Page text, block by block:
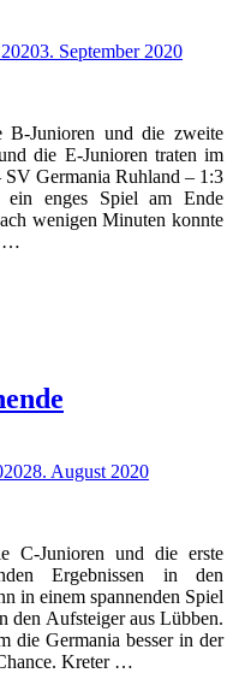
3. September 2020
B-Junioren und die zweite
die E-Junioren traten im
Germania Ruhland – 1:3
ein enges Spiel am Ende
wenigen Minuten konnte
…
28. August 2020
C-Junioren und die erste
Ergebnissen in den
in einem spannenden Spiel
den Aufsteiger aus Lübben.
die Germania besser in der
Kreter …